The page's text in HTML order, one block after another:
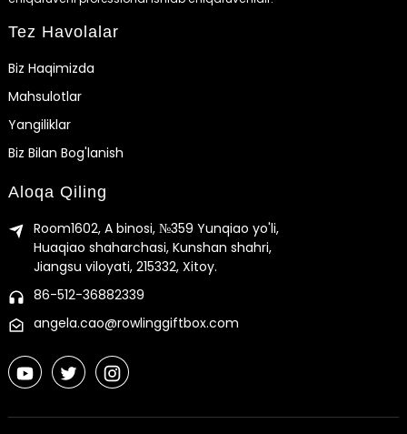
Tez Havolalar
Biz Haqimizda
Mahsulotlar
Yangiliklar
Biz Bilan Bog'lanish
Aloqa Qiling
Room1602, A binosi, №359 Yunqiao yo'li,
Huaqiao shaharchasi, Kunshan shahri,
Jiangsu viloyati, 215332, Xitoy.
86-512-36882339
angela.cao@rowlinggiftbox.com